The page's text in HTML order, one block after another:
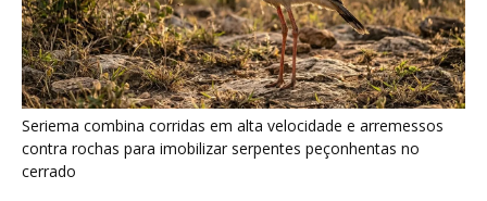
Seriema combina corridas em alta velocidade e arremessos
contra rochas para imobilizar serpentes peçonhentas no
cerrado